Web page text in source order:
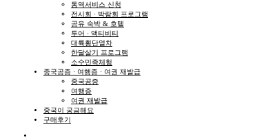
통역서비스 신청
전시회 · 박람회 프로그램
공유 숙박 & 호텔
투어 · 액티비티
대륙횡단열차
한달살기 프로그램
소수민족체험
중국공증 · 여행증 · 여권 재발급
중국공증
여행증
여권 재발급
중국이 궁금해요
구매후기